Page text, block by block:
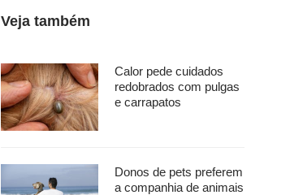
Veja também
Calor pede cuidados
redobrados com pulgas
e carrapatos
Donos de pets preferem
a companhia de animais